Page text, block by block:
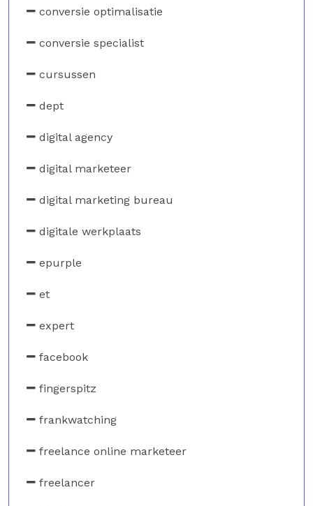
conversie optimalisatie
conversie specialist
cursussen
dept
digital agency
digital marketeer
digital marketing bureau
digitale werkplaats
epurple
et
expert
facebook
fingerspitz
frankwatching
freelance online marketeer
freelancer